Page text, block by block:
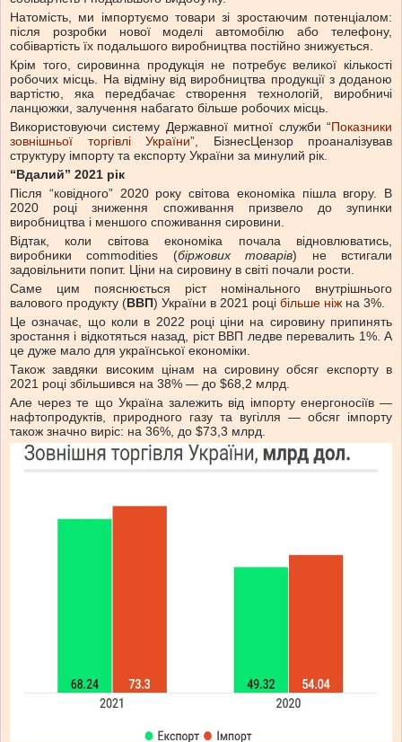
Натомість, ми імпортуємо товари зі зростаючим потенціалом:
після розробки нової моделі автомобілю або телефону,
собівартість їх подальшого виробництва постійно знижується.
Крім того, сировинна продукція не потребує великої кількості
робочих місць. На відміну від виробництва продукції з доданою
вартістю, яка передбачає створення технологій, виробничі
ланцюжки, залучення набагато більше робочих місць.
Використовуючи систему Державної митної служби “Показники
зовнішньої торгівлі України”, БізнесЦензор проаналізував
структуру імпорту та експорту України за минулий рік.
“Вдалий” 2021 рік
Після “ковідного” 2020 року світова економіка пішла вгору. В
2020 році зниження споживання призвело до зупинки
виробництва і меншого споживання сировини.
Відтак, коли світова економіка почала відновлюватись,
виробники commodities (біржових товарів) не встигали
задовільнити попит. Ціни на сировину в світі почали рости.
Саме цим пояснюється ріст номінального внутрішнього
валового продукту (ВВП) України в 2021 році більше ніж на 3%.
Це означає, що коли в 2022 році ціни на сировину припинять
зростання і відкотяться назад, ріст ВВП ледве перевалить 1%. А
це дуже мало для української економіки.
Також завдяки високим цінам на сировину обсяг експорту в
2021 році збільшився на 38% — до $68,2 млрд.
Але через те що Україна залежить від імпорту енергоносіїв —
нафтопродуктів, природного газу та вугілля — обсяг імпорту
також значно виріс: на 36%, до $73,3 млрд.